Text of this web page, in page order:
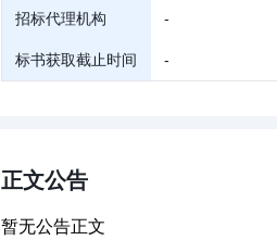
招标代理机构 -
标书获取截止时间 -
正文公告
暂无公告正文